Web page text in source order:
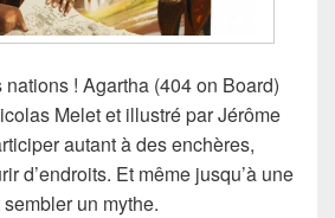
! Agartha (404 on Board)
Melet et illustré par Jérôme
autant à des enchères,
d’endroits. Et même jusqu’à une
un mythe.